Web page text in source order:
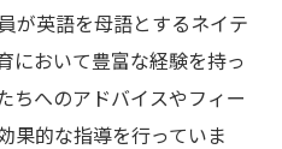
が英語を母語とするネイテ
において豊富な経験を持っ
ちへのアドバイスやフィー
果的な指導を行っていま